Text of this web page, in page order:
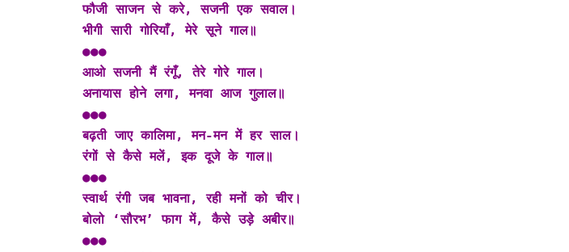
फौजी साजन से करे, सजनी एक सवाल।
भीगी सारी गोरियाँ, मेरे सूने गाल॥
●●●
आओ सजनी मैं रंगूँ, तेरे गोरे गाल।
अनायास होने लगा, मनवा आज गुलाल॥
●●●
बढ़ती जाए कालिमा, मन-मन में हर साल।
रंगों से कैसे मलें, इक दूजे के गाल॥
●●●
स्वार्थ रंगी जब भावना, रही मनों को चीर।
बोलो ‘सौरभ’ फाग में, कैसे उड़े अबीर॥
●●●